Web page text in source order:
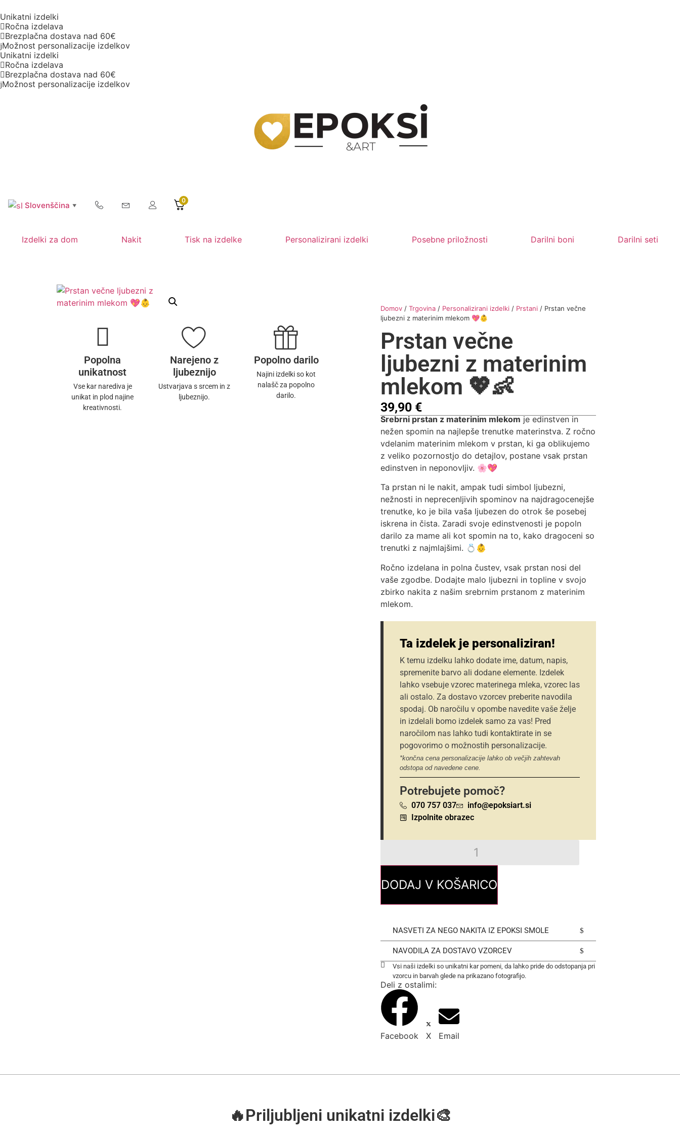
Unikatni izdelki
Ročna izdelava
Brezplačna dostava nad 60€
Možnost personalizacije izdelkov
Unikatni izdelki
Ročna izdelava
Brezplačna dostava nad 60€
Možnost personalizacije izdelkov
Slovenščina ▼
0
Izdelki za dom Nakit Tisk na izdelke Personalizirani izdelki Posebne priložnosti Darilni boni Darilni seti
Popolna
unikatnost
Vse kar narediva je
unikat in plod najine
kreativnosti.
Narejeno z
ljubeznijo
Ustvarjava s srcem in z
ljubeznijo.
Popolno darilo
Najini izdelki so kot
nalašč za popolno
darilo.
Domov / Trgovina / Personalizirani izdelki / Prstani / Prstan večne
ljubezni z materinim mlekom 💖👶
Prstan večne
ljubezni z materinim
mlekom 💖👶
39,90 €
Srebrni prstan z materinim mlekom je edinstven in
nežen spomin na najlepše trenutke materinstva. Z ročno
vdelanim materinim mlekom v prstan, ki ga oblikujemo
z veliko pozornostjo do detajlov, postane vsak prstan
edinstven in neponovljiv. 🌸💖
Ta prstan ni le nakit, ampak tudi simbol ljubezni,
nežnosti in neprecenljivih spominov na najdragocenejše
trenutke, ko je bila vaša ljubezen do otrok še posebej
iskrena in čista. Zaradi svoje edinstvenosti je popoln
darilo za mame ali kot spomin na to, kako dragoceni so
trenutki z najmlajšimi. 💍👶
Ročno izdelana in polna čustev, vsak prstan nosi del
vaše zgodbe. Dodajte malo ljubezni in topline v svojo
zbirko nakita z našim srebrnim prstanom z materinim
mlekom.
Ta izdelek je personaliziran!
K temu izdelku lahko dodate ime, datum, napis,
spremenite barvo ali dodane elemente. Izdelek
lahko vsebuje vzorec materinega mleka, vzorec las
ali ostalo. Za dostavo vzorcev preberite navodila
spodaj. Ob naročilu v opombe navedite vaše želje
in izdelali bomo izdelek samo za vas! Pred
naročilom nas lahko tudi kontaktirate in se
pogovorimo o možnostih personalizacije.
*končna cena personalizacije lahko ob večjih zahtevah
odstopa od navedene cene.
Potrebujete pomoč?
070 757 037
info@epoksiart.si
Izpolnite obrazec
DODAJ V KOŠARICO
NASVETI ZA NEGO NAKITA IZ EPOKSI SMOLE
NAVODILA ZA DOSTAVO VZORCEV
Vsi naši izdelki so unikatni kar pomeni, da lahko pride do odstopanja pri
vzorcu in barvah glede na prikazano fotografijo.
Deli z ostalimi:
Facebook X Email
🔥Priljubljeni unikatni izdelki🎨